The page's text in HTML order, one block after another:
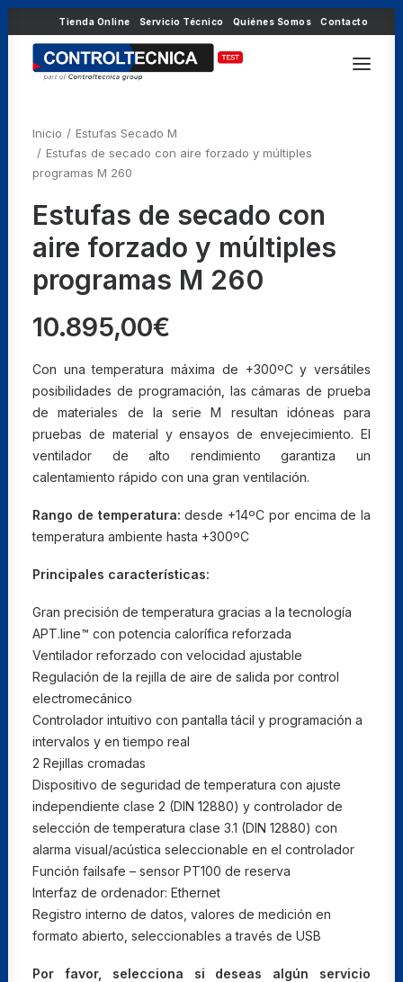
Tienda Online Servicio Técnico Quiénes Somos Contacto
Inicio
Estufas Secado M
Estufas de secado con aire forzado y múltiples
programas M 260
Estufas de secado con
aire forzado y múltiples
programas M 260
10.895,00€
Con una temperatura máxima de +300ºC y versátiles
posibilidades de programación, las cámaras de prueba
de materiales de la serie M resultan idóneas para
pruebas de material y ensayos de envejecimiento. El
ventilador de alto rendimiento garantiza un
calentamiento rápido con una gran ventilación.
Rango de temperatura: desde +14ºC por encima de la
temperatura ambiente hasta +300ºC
Principales características:
Gran precisión de temperatura gracias a la tecnología
APT.line™ con potencia calorífica reforzada
Ventilador reforzado con velocidad ajustable
Regulación de la rejilla de aire de salida por control
electromecánico
Controlador intuitivo con pantalla tácil y programación a
intervalos y en tiempo real
2 Rejillas cromadas
Dispositivo de seguridad de temperatura con ajuste
independiente clase 2 (DIN 12880) y controlador de
selección de temperatura clase 3.1 (DIN 12880) con
alarma visual/acústica seleccionable en el controlador
Función failsafe – sensor PT100 de reserva
Interfaz de ordenador: Ethernet
Registro interno de datos, valores de medición en
formato abierto, seleccionables a través de USB
Por favor, selecciona si deseas algún servicio